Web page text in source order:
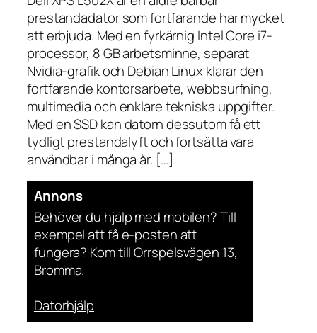
prestandadator som fortfarande har mycket
att erbjuda. Med en fyrkärnig Intel Core i7-
processor, 8 GB arbetsminne, separat
Nvidia-grafik och Debian Linux klarar den
fortfarande kontorsarbete, webbsurfning,
multimedia och enklare tekniska uppgifter.
Med en SSD kan datorn dessutom få ett
tydligt prestandalyft och fortsätta vara
användbar i många år. […]
Annons
Behöver du hjälp med mobilen? Till
exempel att få e-posten att
fungera? Kom till Orrspelsvägen 13,
Bromma.
Datorhjälp